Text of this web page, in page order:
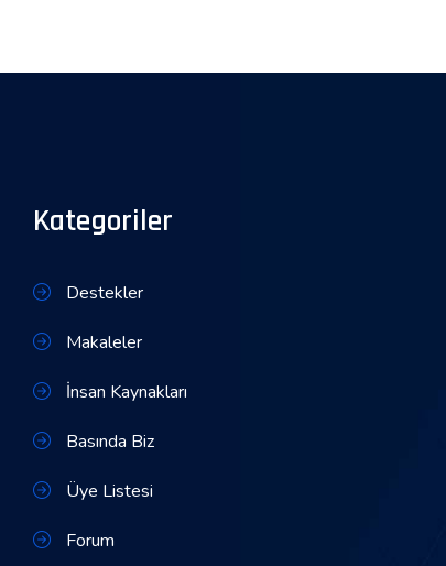
Kategoriler
Destekler
Makaleler
İnsan Kaynakları
Basında Biz
Üye Listesi
Forum